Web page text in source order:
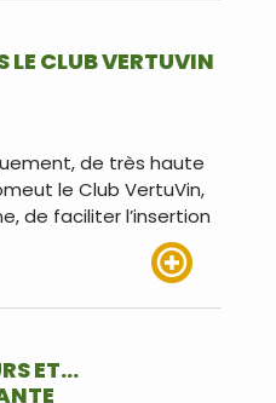
CLUB VERTUVIN
de très haute
le Club VertuVin,
de faciliter l’insertion
ET…